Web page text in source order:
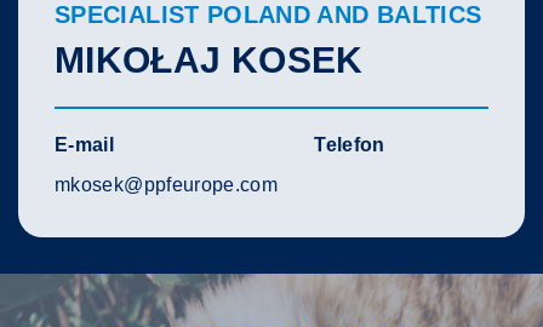
SPECIALIST POLAND AND BALTICS
MIKOŁAJ KOSEK
E-mail
mkosek@ppfeurope.com
Telefon